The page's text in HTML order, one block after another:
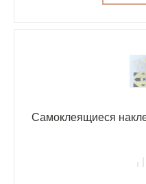
Самоклеящиеся